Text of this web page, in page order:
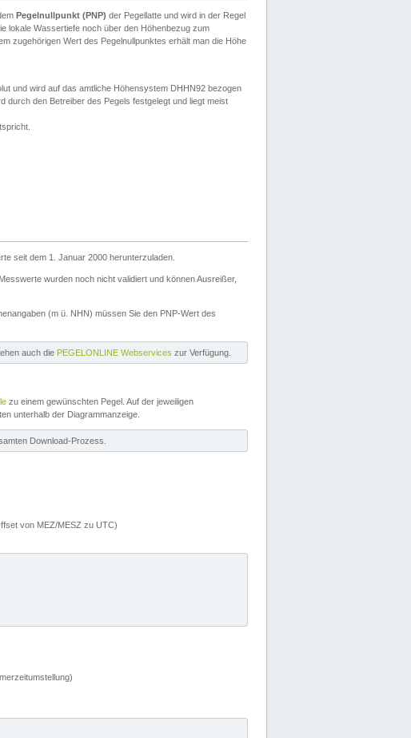
Pegelnullpunkt (PNP) der Pegellatte und wird in der Regel
lokale Wassertiefe noch über den Höhenbezug zum
zugehörigen Wert des Pegelnullpunktes erhält man die Höhe
und wird auf das amtliche Höhensystem DHHN92 bezogen
durch den Betreiber des Pegels festgelegt und liegt meist
seit dem 1. Januar 2000 herunterzuladen.
Messwerte wurden noch nicht validiert und können Ausreißer,
(m ü. NHN) müssen Sie den PNP-Wert des
auch die PEGELONLINE Webservices zur Verfügung.
zu einem gewünschten Pegel. Auf der jeweiligen
unterhalb der Diagrammanzeige.
Download-Prozess.
von MEZ/MESZ zu UTC)